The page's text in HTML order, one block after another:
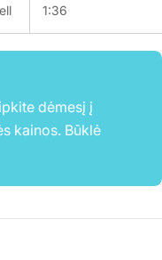
1:36
dėmesį į
kainos. Būklė